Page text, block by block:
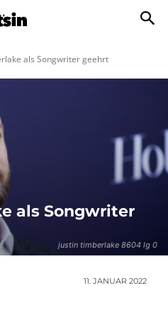
als Songwriter geehrt
justin timberlake 8604 lg 0
als Songwriter
11. JANUAR 2022